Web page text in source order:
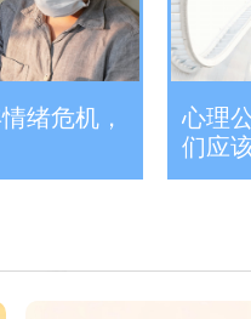
绪危机，
心理
们应